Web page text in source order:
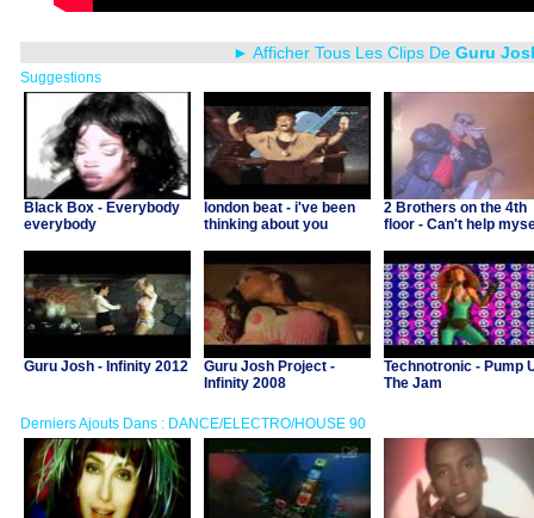
► Afficher Tous Les Clips De Guru
Suggestions
Black Box - Everybody
everybody
london beat - i've been
thinking about you
2 Brothers on the 4th
floor - Can't help
Guru Josh - Infinity 2012
Guru Josh Project -
Infinity 2008
Technotronic - Pump
The Jam
Derniers Ajouts Dans : DANCE/ELECTRO/HOUSE 90